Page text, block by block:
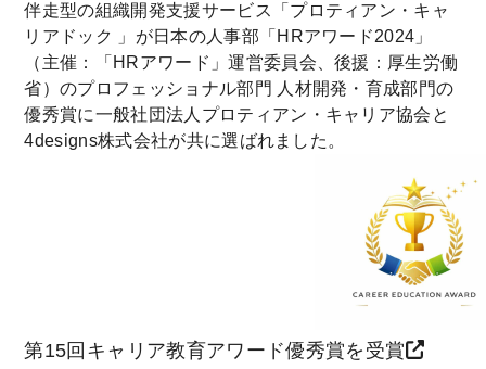
伴走型の組織開発支援サービス「プロティアン・キャ
リアドック 」が日本の人事部「HRアワード2024」
（主催：「HRアワード」運営委員会、後援：厚生労働
省）のプロフェッショナル部門 人材開発・育成部門の
優秀賞に一般社団法人プロティアン・キャリア協会と
4designs株式会社が共に選ばれました。
第15回キャリア教育アワード優秀賞を受賞